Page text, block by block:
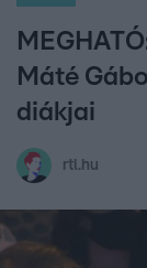
Máté
diákjai
rtl.hu